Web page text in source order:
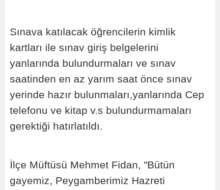
Sınava katılacak öğrencilerin kimlik
kartları ile sınav giriş belgelerini
yanlarında bulundurmaları ve sınav
saatinden en az yarım saat önce sınav
yerinde hazır bulunmaları,yanlarında Cep
telefonu ve kitap v.s bulundurmamaları
gerektiği hatırlatıldı.
İlçe Müftüsü Mehmet Fidan, "Bütün
gayemiz, Peygamberimiz Hazreti